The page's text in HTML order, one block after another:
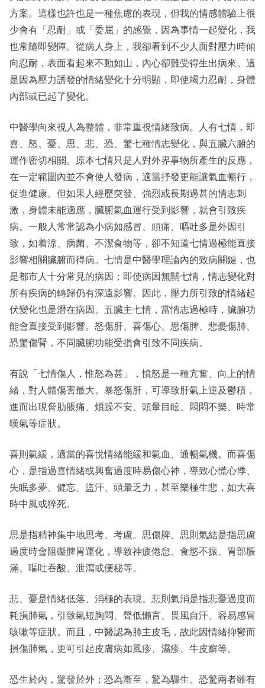
方案。這樣也許也是一種焦慮的表現，但我的情感體驗上很
少會有「忍耐」或「委屈」的感覺，因為事情一起變化，我
也常隨即變陣。從病人身上，我卻看到不少人面對壓力時傾
向忍耐，表面看起來不動如山，內心卻難受得生出病來。這
是因為壓力誘發的情緒變化十分明顯，即使竭力忍耐，身體
內部或已起了變化。
中醫學向來視人為整體，非常重視情緒致病。人有七情，即
喜、怒、憂、思、悲、恐、驚七種情志變化，與五臟六腑的
運作密切相關。原本七情只是人對外界事物所產生的反應，
在一定範圍內並不會使人發病，適當抒發更能讓氣血暢行，
促進健康。但如果人經歷突發、強烈或長期過甚的情志刺
激，身體未能適應，臟腑氣血運行受到影響，就會引致疾
病。一般人常常認為小病如感冒、頭痛、嘔吐多是外因引
致，如着涼、病菌、不潔食物等，卻不知道七情過極能直接
影響相關臟腑而得病。七情是中醫學理論內的致病關鍵，也
是都市人十分常見的病因；即使病因無關七情，情志變化對
所有疾病的轉歸仍有深遠影響。因此，壓力所引致的情緒起
伏變化也是潛在病因。五臟主七情，當情志過極時，臟腑功
能會直接受到影響。怒傷肝、喜傷心、思傷脾、悲憂傷肺、
恐驚傷腎，不同臟腑功能受損會引致不同疾病。
有說「七情傷人，惟怒為甚」，憤怒是一種亢奮、向上的情
緒，對人體傷害最大。暴怒傷肝，可導致肝氣上逆及鬱積，
進而出現脅肋脹痛、煩躁不安、頭暈目眩、悶悶不樂、時常
嘆氣等症狀。
喜則氣緩，適當的喜悅情緒能緩和氣血、通暢氣機。而喜傷
心，是指過喜情緒或興奮過度時易傷心神，導致心慌心悸、
失眠多夢、健忘、盜汗、頭暈乏力，甚至樂極生悲，如大喜
時中風或猝死。
思是指精神集中地思考、考慮。思傷脾、思則氣結是指思慮
過度時會阻礙脾胃運化，導致神疲倦怠、食慾不振、胃部脹
滿、嘔吐吞酸、泄瀉或便秘等。
悲、憂是情緒低落、消極的表現。悲則氣消是指悲憂過度而
耗損肺氣，引致氣短胸悶、聲低懶言、畏風自汗、容易感冒
咳嗽等症狀。而且，中醫認為肺主皮毛，故此因情緒抑鬱而
損傷肺氣，更可引起皮膚病如風疹、濕疹、牛皮癬等。
恐生於內，驚發於外；恐為漸至，驚為驟生。恐驚兩者雖有